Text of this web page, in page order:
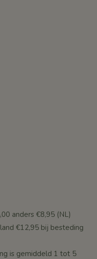
anders €8,95 (NL)
€12,95 bij besteding
is gemiddeld 1 tot 5